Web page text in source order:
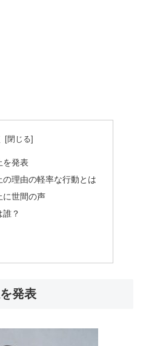
を発表
理由の軽率な行動とは
に世間の声
？
発表